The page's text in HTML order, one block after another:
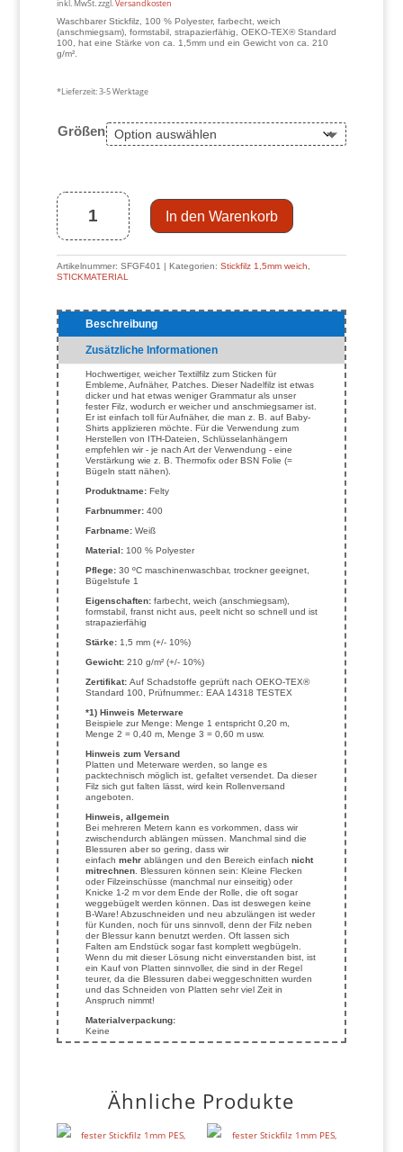
inkl. MwSt.zzgl.Versandkosten
Waschbarer Stickfilz, 100 % Polyester, farbecht, weich
(anschmiegsam), formstabil, strapazierfähig, OEKO-TEX® Standard
100, hat eine Stärke von ca. 1,5mm und ein Gewicht von ca. 210
g/m².
*Lieferzeit:3-5 Werktage
Größen
Gunold
Felty
weicher
Stickfilz
1,5mm
PES,
weiß
Menge In den Warenkorb
Artikelnummer: SFGF401 Kategorien: Stickfilz 1,5mm weich
STICKMATERIAL
Beschreibung
Zusätzliche Informationen
Hochwertiger, weicher Textilfilz zum Sticken für
Embleme, Aufnäher, Patches. Dieser Nadelfilz ist etwas
dicker und hat etwas weniger Grammatur als unser
fester Filz, wodurch er weicher und anschmiegsamer ist.
Er ist einfach toll für Aufnäher, die man z. B. auf Baby-
Shirts applizieren möchte. Für die Verwendung zum
Herstellen von ITH-Dateien, Schlüsselanhängern
empfehlen wir - je nach Art der Verwendung - eine
Verstärkung wie z. B. Thermofix oder BSN Folie (=
Bügeln statt nähen).
Produktname:Felty
Farbnummer:400
Farbname:Weiß
Material:100 % Polyester
Pflege:30 ºC maschinenwaschbar, trockner geeignet,
Bügelstufe 1
Eigenschaften:farbecht, weich (anschmiegsam),
formstabil, franst nicht aus, peelt nicht so schnell und ist
strapazierfähig
Stärke:1,5 mm (+/- 10%)
Gewicht:210 g/m² (+/- 10%)
Zertifikat:Auf Schadstoffe geprüft nach OEKO-TEX®
Standard 100, Prüfnummer.: EAA 14318 TESTEX
*1) Hinweis Meterware
Beispiele zur Menge: Menge 1 entspricht 0,20 m,
Menge 2 = 0,40 m, Menge 3 = 0,60 m usw.
Hinweis zum Versand
Platten und Meterware werden, so lange es
packtechnisch möglich ist, gefaltet versendet. Da dieser
Filz sich gut falten lässt, wird kein Rollenversand
angeboten.
Hinweis, allgemein
Bei mehreren Metern kann es vorkommen, dass wir
zwischendurch ablängen müssen. Manchmal sind die
Blessuren aber so gering, dass wir
einfach mehrablängen und den Bereich einfach nicht
mitrechnen. Blessuren können sein: Kleine Flecken
oder Filzeinschüsse (manchmal nur einseitig) oder
Knicke 1-2 m vor dem Ende der Rolle, die oft sogar
weggebügelt werden können. Das ist deswegen keine
B-Ware! Abzuschneiden und neu abzulängen ist weder
für Kunden, noch für uns sinnvoll, denn der Filz neben
der Blessur kann benutzt werden. Oft lassen sich
Falten am Endstück sogar fast komplett wegbügeln.
Wenn du mit dieser Lösung nicht einverstanden bist, ist
ein Kauf von Platten sinnvoller, die sind in der Regel
teurer, da die Blessuren dabei weggeschnitten wurden
und das Schneiden von Platten sehr viel Zeit in
Anspruch nimmt!
Materialverpackung:
Keine
Ähnliche Produkte